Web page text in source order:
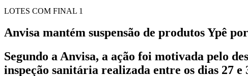
LOTES COM FINAL 1
Anvisa mantém suspensão de produtos Ypê
Segundo a Anvisa, a ação foi motivada pelo
inspeção sanitária realizada entre os dias 27 e